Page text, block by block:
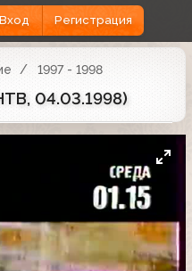
Вход Регистрация
1997 - 1998
04.03.1998)